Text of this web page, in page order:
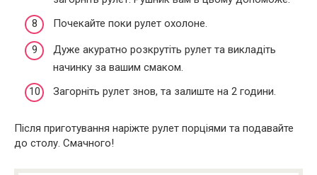
Почекайте поки рулет охолоне.
Дуже акуратно розкрутіть рулет та викладіть
начинку за вашим смаком.
Загорніть рулет знов, та залиште на 2 години.
Після приготування наріжте рулет порціями та подавайте
до столу. Смачного!